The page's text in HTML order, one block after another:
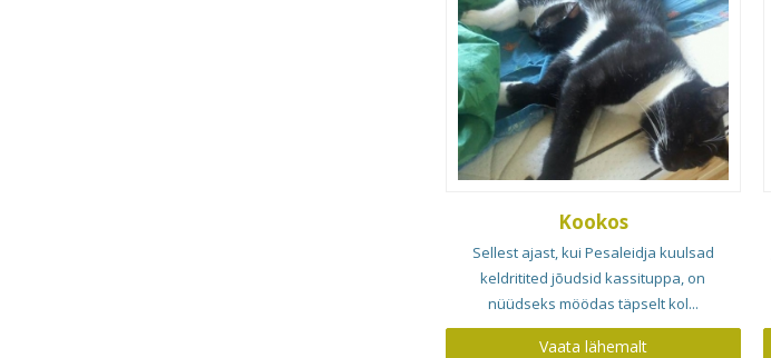
Kookos
Sellest ajast, kui Pesaleidja kuulsad
keldritited jõudsid kassituppa, on
nüüdseks möödas täpselt kol...
Vaata lähemalt